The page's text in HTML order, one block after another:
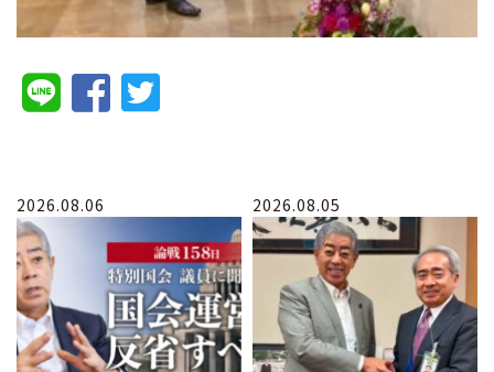
2026.08.06 2026.08.05